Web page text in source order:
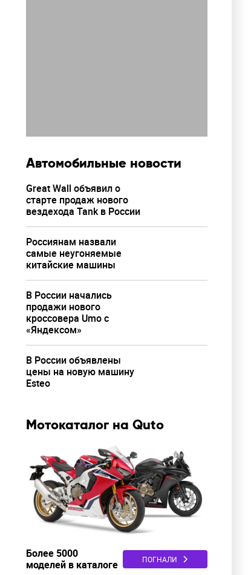
Автомобильные новости
Great Wall объявил о
старте продаж нового
вездехода Tank в России
Россиянам назвали
самые неугоняемые
китайские машины
В России начались
продажи нового
кроссовера Umo с
«Яндексом»
В России объявлены
цены на новую машину
Esteo
Мотокаталог на Quto
Более 5000
моделей в каталоге
ПОГНАЛИ